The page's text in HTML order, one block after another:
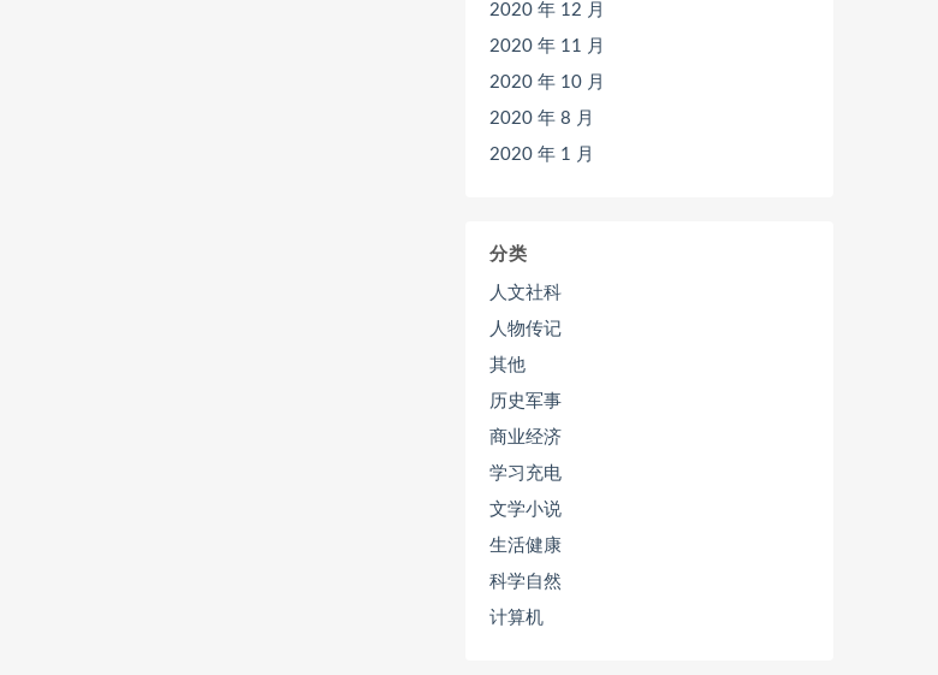
2020 年 12 月
2020 年 11 月
2020 年 10 月
2020 年 8 月
2020 年 1 月
分类
人文社科
人物传记
其他
历史军事
商业经济
学习充电
文学小说
生活健康
科学自然
计算机